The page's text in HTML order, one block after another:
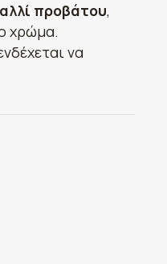
προβάτου,
χρώμα.
να